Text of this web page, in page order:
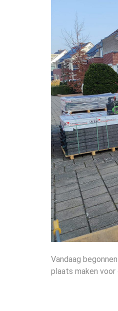
Vandaag
plaats maken